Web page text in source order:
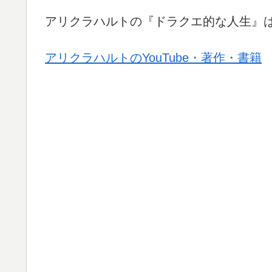
アリクラハルトの『ドラクエ的な人生』
アリクラハルトのYouTube・著作・書籍